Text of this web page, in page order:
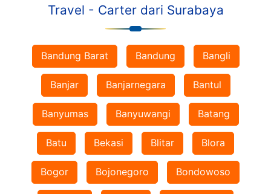
Travel - Carter dari Surabaya
Bandung Barat Bandung Bangli
Banjar Banjarnegara Bantul
Banyumas Banyuwangi Batang
Batu Bekasi Blitar Blora
Bogor Bojonegoro Bondowoso